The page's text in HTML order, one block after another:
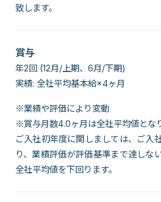
致します。
賞与
年2回 (12月/上期、6月/下期)
実績: 全社平均基本給×4ヶ月
※業績や評価により変動
※賞与月数4.0ヶ月は全社平均値とな
ご入社初年度に関しましては、ご入
り、業績評価が評価基準まで達しな
全社平均値を下回ります。